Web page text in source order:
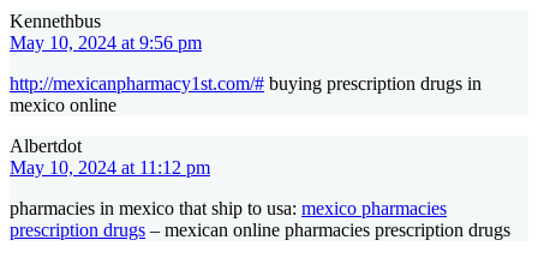
Kennethbus
May 10, 2024 at 9:56 pm
http://mexicanpharmacy1st.com/# buying prescription drugs in
mexico online
Albertdot
May 10, 2024 at 11:12 pm
pharmacies in mexico that ship to usa: mexico pharmacies
prescription drugs – mexican online pharmacies prescription drugs